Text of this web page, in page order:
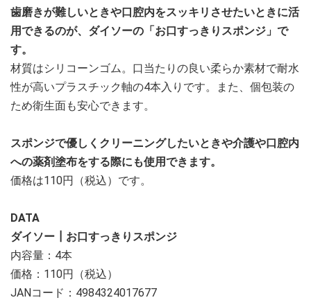
歯磨きが難しいときや口腔内をスッキリさせたいときに活
用できるのが、ダイソーの「お口すっきりスポンジ」で
す。
材質はシリコーンゴム。口当たりの良い柔らか素材で耐水
性が高いプラスチック軸の4本入りです。また、個包装の
ため衛生面も安心できます。
スポンジで優しくクリーニングしたいときや介護や口腔内
への薬剤塗布をする際にも使用できます。
価格は110円（税込）です。
DATA
ダイソー┃お口すっきりスポンジ
内容量：4本
価格：110円（税込）
JANコード：4984324017677